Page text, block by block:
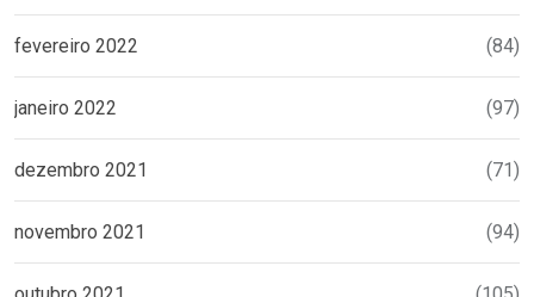
fevereiro 2022 (84)
janeiro 2022 (97)
dezembro 2021 (71)
novembro 2021 (94)